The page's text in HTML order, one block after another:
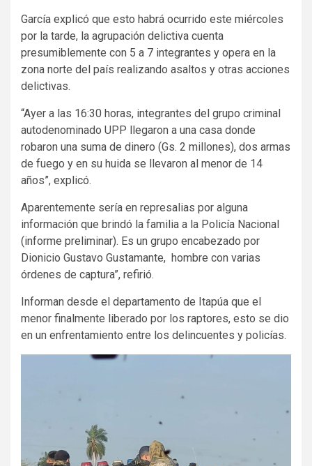
García explicó que esto habrá ocurrido este miércoles
por la tarde, la agrupación delictiva cuenta
presumiblemente con 5 a 7 integrantes y opera en la
zona norte del país realizando asaltos y otras acciones
delictivas.
“Ayer a las 16:30 horas, integrantes del grupo criminal
autodenominado UPP llegaron a una casa donde
robaron una suma de dinero (Gs. 2 millones), dos armas
de fuego y en su huida se llevaron al menor de 14
años”, explicó.
Aparentemente sería en represalias por alguna
información que brindó la familia a la Policía Nacional
(informe preliminar). Es un grupo encabezado por
Dionicio Gustavo Gustamante, hombre con varias
órdenes de captura”, refirió.
Informan desde el departamento de Itapúa que el
menor finalmente liberado por los raptores, esto se dio
en un enfrentamiento entre los delincuentes y policías.